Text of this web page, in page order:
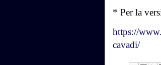
* Per la
https://
cavadi/